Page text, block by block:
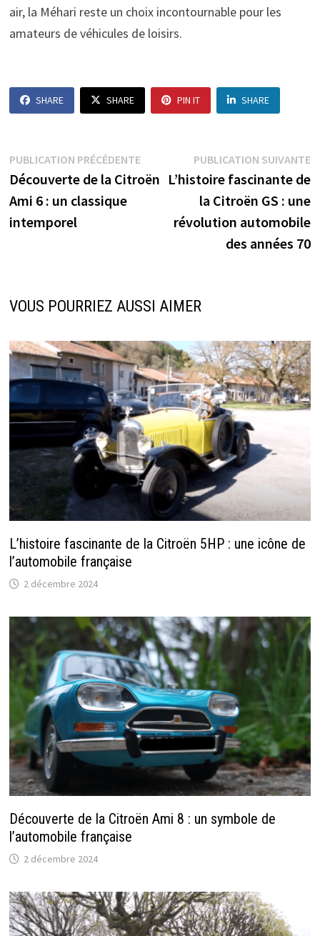
air, la Méhari reste un choix incontournable pour les
amateurs de véhicules de loisirs.
SHARE SHARE PIN IT SHARE
Navigation
de
l’article
PUBLICATION PRÉCÉDENTEPublication
précédente :
Découverte de la Citroën
Ami 6 : un classique
intemporel
PUBLICATION SUIVANTE
L’histoire fascinante de
la Citroën GS : une
révolution automobile
des années 70
VOUS POURRIEZ AUSSI AIMER
L’histoire fascinante de la Citroën 5HP : une icône de
l’automobile française
2 décembre 2024
Découverte de la Citroën Ami 8 : un symbole de
l’automobile française
2 décembre 2024